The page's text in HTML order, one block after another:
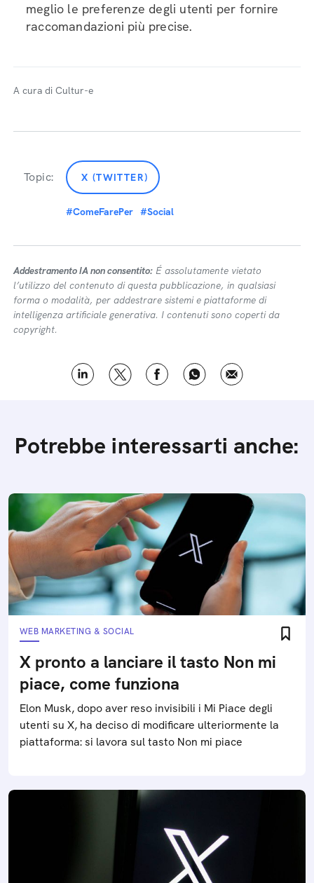
meglio le preferenze degli utenti per fornire
raccomandazioni più precise.
A cura di Cultur-e
Topic: X (TWITTER)
#ComeFarePer #Social
Addestramento IA non consentito: É assolutamente vietato
l’utilizzo del contenuto di questa pubblicazione, in qualsiasi
forma o modalità, per addestrare sistemi e piattaforme di
intelligenza artificiale generativa. I contenuti sono coperti da
copyright.
Potrebbe interessarti anche:
WEB MARKETING & SOCIAL
X pronto a lanciare il tasto Non mi
piace, come funziona
Elon Musk, dopo aver reso invisibili i Mi Piace degli
utenti su X, ha deciso di modificare ulteriormente la
piattaforma: si lavora sul tasto Non mi piace